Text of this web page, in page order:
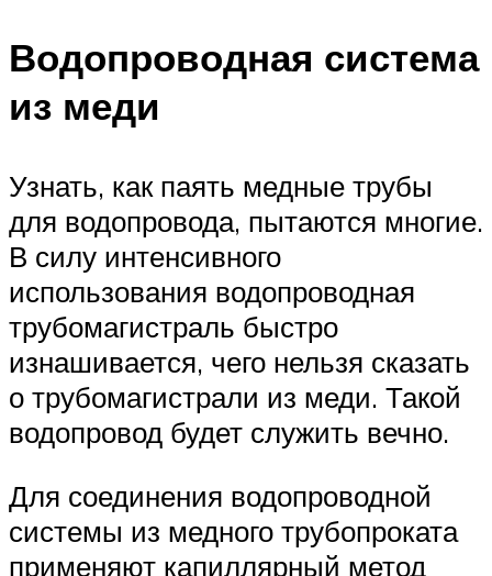
Водопроводная система
из меди
Узнать, как паять медные трубы
для водопровода, пытаются многие.
В силу интенсивного
использования водопроводная
трубомагистраль быстро
изнашивается, чего нельзя сказать
о трубомагистрали из меди. Такой
водопровод будет служить вечно.
Для соединения водопроводной
системы из медного трубопроката
применяют капиллярный метод